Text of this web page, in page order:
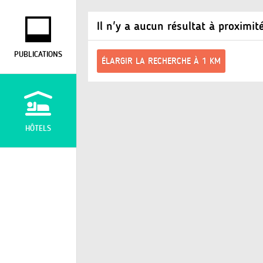
PUBLICATIONS
HÔTELS
Il n'y a aucun résultat à
ÉLARGIR LA RECHERCHE À 1 KM